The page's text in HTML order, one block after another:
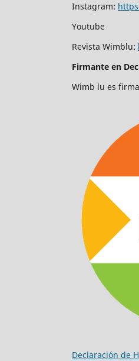
Instagram:
Youtube
Revista Wimblu:
Firmante en
Wimb lu es
Declaración de